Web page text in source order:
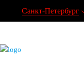
Санкт-Петербург